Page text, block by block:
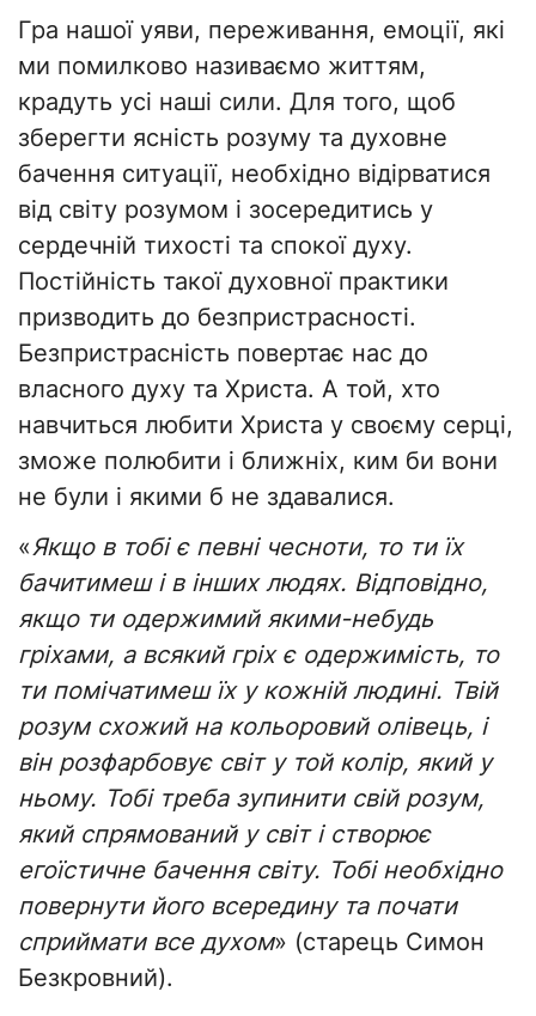
Гра нашої уяви, переживання, емоції, які
ми помилково називаємо життям,
крадуть усі наші сили. Для того, щоб
зберегти ясність розуму та духовне
бачення ситуації, необхідно відірватися
від світу розумом і зосередитись у
сердечній тихості та спокої духу.
Постійність такої духовної практики
призводить до безпристрасності.
Безпристрасність повертає нас до
власного духу та Христа. А той, хто
навчиться любити Христа у своєму серці,
зможе полюбити і ближніх, ким би вони
не були і якими б не здавалися.
«Якщо в тобі є певні чесноти, то ти їх
бачитимеш і в інших людях. Відповідно,
якщо ти одержимий якими-небудь
гріхами, а всякий гріх є одержимість, то
ти помічатимеш їх у кожній людині. Твій
розум схожий на кольоровий олівець, і
він розфарбовує світ у той колір, який у
ньому. Тобі треба зупинити свій розум,
який спрямований у світ і створює
егоїстичне бачення світу. Тобі необхідно
повернути його всередину та почати
сприймати все духом» (старець Симон
Безкровний).